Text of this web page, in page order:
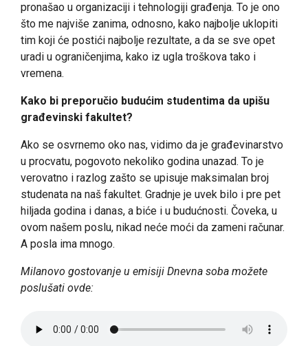
pronašao u organizaciji i tehnologiji građenja. To je ono
što me najviše zanima, odnosno, kako najbolje uklopiti
tim koji će postići najbolje rezultate, a da se sve opet
uradi u ograničenjima, kako iz ugla troškova tako i
vremena.
Kako bi preporučio budućim studentima da upišu
građevinski fakultet?
Ako se osvrnemo oko nas, vidimo da je građevinarstvo
u procvatu, pogovoto nekoliko godina unazad. To je
verovatno i razlog zašto se upisuje maksimalan broj
studenata na naš fakultet. Gradnje je uvek bilo i pre pet
hiljada godina i danas, a biće i u budućnosti. Čoveka, u
ovom našem poslu, nikad neće moći da zameni računar.
A posla ima mnogo.
Milanovo gostovanje u emisiji Dnevna soba možete
poslušati ovde: